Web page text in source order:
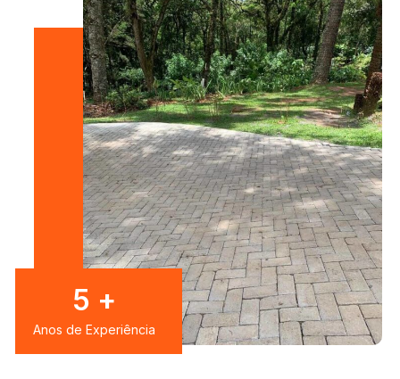
7 +
Anos de Experiência